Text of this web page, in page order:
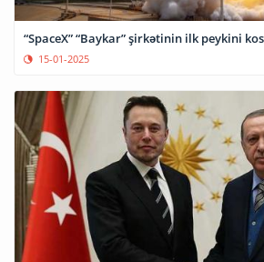
“SpaceX” “Baykar” şirkətinin ilk peykini
15-01-2025